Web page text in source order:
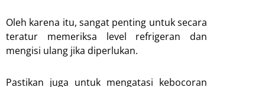
Oleh karena itu, sangat penting untuk secara
teratur memeriksa level refrigeran dan
mengisi ulang jika diperlukan.
Pastikan juga untuk mengatasi kebocoran